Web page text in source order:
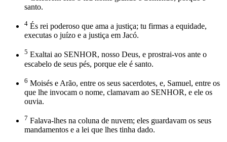
santo.
4 És rei poderoso que ama a justiça; tu firmas a equidade,
executas o juízo e a justiça em Jacó.
5 Exaltai ao SENHOR, nosso Deus, e prostrai-vos ante o
escabelo de seus pés, porque ele é santo.
6 Moisés e Arão, entre os seus sacerdotes, e, Samuel, entre os
que lhe invocam o nome, clamavam ao SENHOR, e ele os
ouvia.
7 Falava-lhes na coluna de nuvem; eles guardavam os seus
mandamentos e a lei que lhes tinha dado.